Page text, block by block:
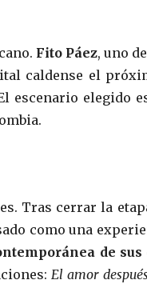
Fito Páez, uno
caldense el
escenario elegido
Tras cerrar la
como una
de sus
El amor